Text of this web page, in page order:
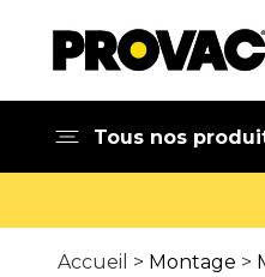
Tous nos
Accueil > Montage >